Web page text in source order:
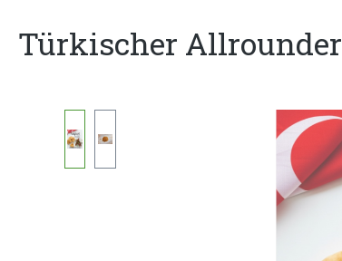
Türkischer Allrounder